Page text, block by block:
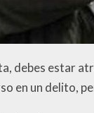
debes estar
en un delito,